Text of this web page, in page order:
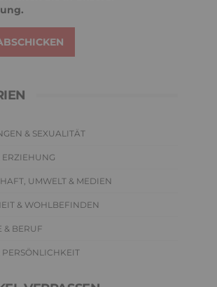
.
& SEXUALITÄT
UMWELT & MEDIEN
& WOHLBEFINDEN
& BERUF
PERSÖNLICHKEIT